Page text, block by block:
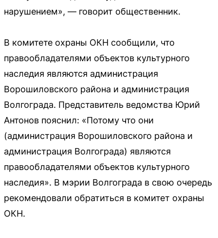
нарушением», — говорит общественник.
В комитете охраны ОКН сообщили, что
правообладателями объектов культурного
наследия являются администрация
Ворошиловского района и администрация
Волгограда. Представитель ведомства Юрий
Антонов пояснил: «Потому что они
(администрация Ворошиловского района и
администрация Волгограда) являются
правообладателями объектов культурного
наследия». В мэрии Волгограда в свою очередь
рекомендовали обратиться в комитет охраны
ОКН.